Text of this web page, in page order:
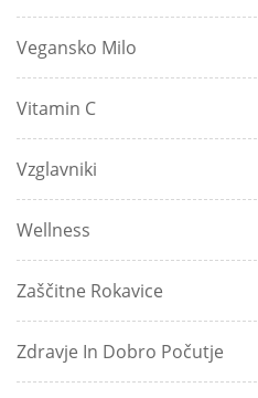
Vegansko Milo
Vitamin C
Vzglavniki
Wellness
Zaščitne Rokavice
Zdravje In Dobro Počutje